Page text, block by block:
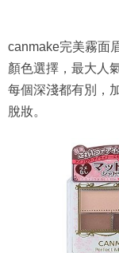
canmake完美霧面
顏色選擇，最大人
每個深淺都有別，
脫妝。